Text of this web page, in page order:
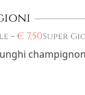
-€ 7,50Super